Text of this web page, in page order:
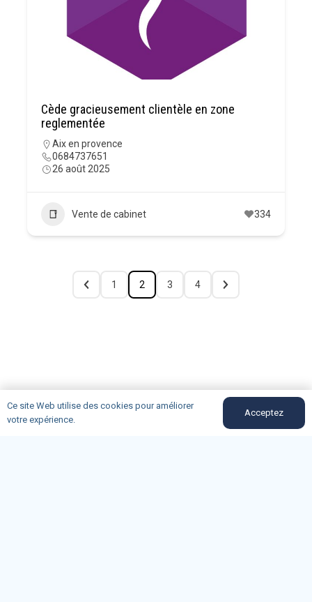
Cède gracieusement clientèle en zone
reglementée
Aix en provence
0684737651
26 août 2025
Vente de cabinet 334
1 2 3 4
Ce site Web utilise des cookies pour améliorer
votre expérience.
Acceptez